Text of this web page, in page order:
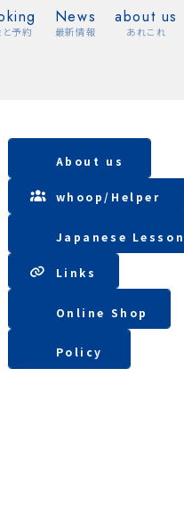
予約
News
最新情報
about us
あれこれ
About us
whoop/ Helper
Japanese Lesson
Lin ks
Online Shop
Policy